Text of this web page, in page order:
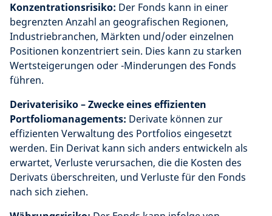
Konzentrationsrisiko: Der Fonds kann in einer
begrenzten Anzahl an geografischen Regionen,
Industriebranchen, Märkten und/oder einzelnen
Positionen konzentriert sein. Dies kann zu starken
Wertsteigerungen oder -Minderungen des Fonds
führen.
Derivaterisiko – Zwecke eines effizienten
Portfoliomanagements: Derivate können zur
effizienten Verwaltung des Portfolios eingesetzt
werden. Ein Derivat kann sich anders entwickeln als
erwartet, Verluste verursachen, die die Kosten des
Derivats überschreiten, und Verluste für den Fonds
nach sich ziehen.